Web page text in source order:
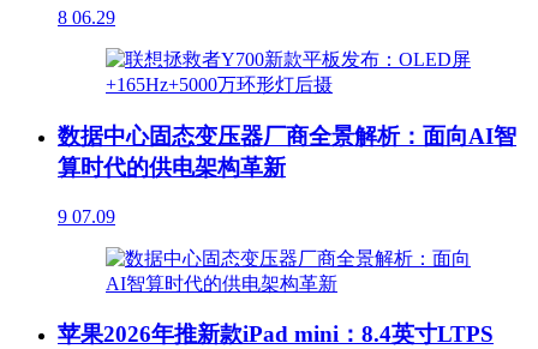
8 06.29
数据中心固态变压器厂商全景解析：面向AI智
算时代的供电架构革新
9 07.09
苹果2026年推新款iPad mini：8.4英寸LTPS